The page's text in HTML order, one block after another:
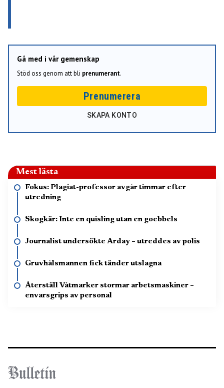
Gå med i vår gemenskap
Stöd oss genom att bli prenumerant.
Prenumerera
SKAPA KONTO
Mest lästa
Fokus: Plagiat-professor avgår timmar efter
utredning
Skogkär: Inte en quisling utan en goebbels
Journalist undersökte Arday – utreddes av polis
Gruvhålsmannen fick tänder utslagna
Återställ Våtmarker stormar arbetsmaskiner –
envarsgrips av personal